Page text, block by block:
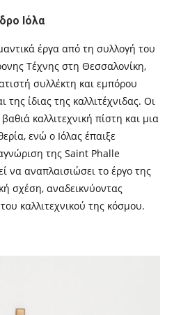
Ιόλα
έργα από τη συλλογή του
Τέχνης στη Θεσσαλονίκη,
συλλέκτη και εμπόρου
της ίδιας της καλλιτέχνιδας. Οι
καλλιτεχνική πίστη και μια
ενώ ο Ιόλας έπαιξε
της Saint Phalle
να αναπλαισιώσει το έργο της
σχέση, αναδεικνύοντας
καλλιτεχνικού της κόσμου.